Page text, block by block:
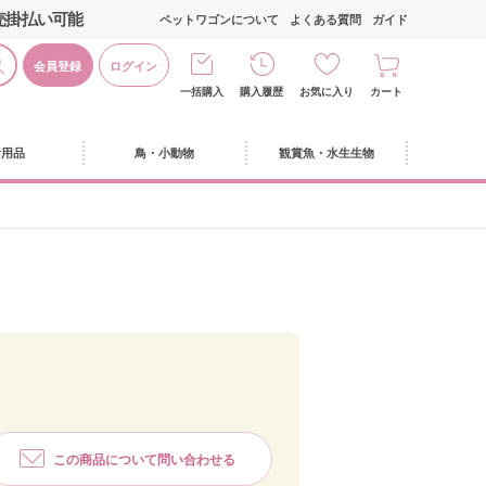
掛払い可能
会員登録 ログイン
ペットワゴンについて よくある質問 ガイド
一括購入 購入履歴 お気に入り カート
品 鳥・小動物 観賞魚・水生生物
この商品について問い合わせる